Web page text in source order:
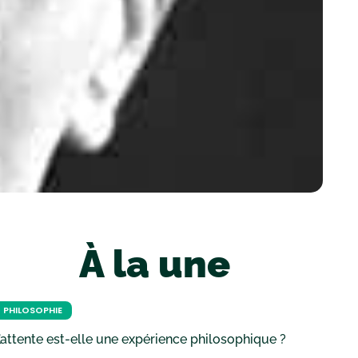
À la une
PHILOSOPHIE
est-elle une expérience philosophique ?